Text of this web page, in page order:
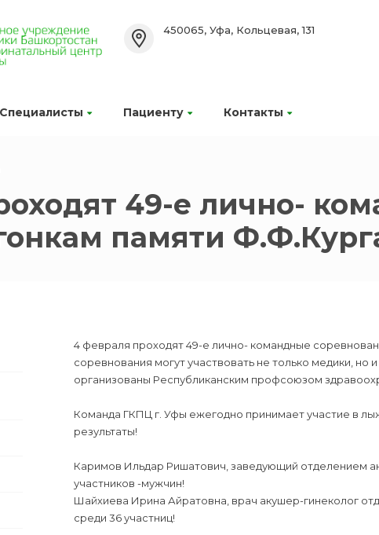
Специалисты Пациенту Контакты
450065, Уфа, Кольцевая, 131
49-е лично-
памяти
4 февраля проходят 49-е лично- командные
соревнования могут участвовать не только медики,
организованы Республиканским профсоюзом
Команда ГКПЦ г. Уфы ежегодно принимает участие в
результаты!
Каримов Ильдар Ришатович, заведующий отделением
участников -мужчин!
Шайхиева Ирина Айратовна, врач акушер-гинеколог
среди 36 участниц!